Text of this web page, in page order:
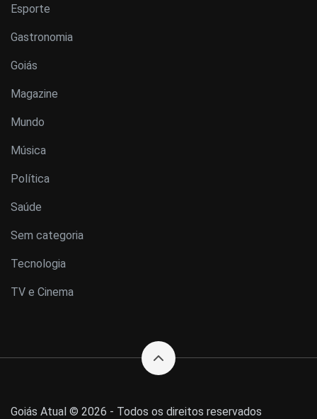
Esporte
Gastronomia
Goiás
Magazine
Mundo
Música
Política
Saúde
Sem categoria
Tecnologia
TV e Cinema
Goiás Atual © 2026 - Todos os direitos reservados